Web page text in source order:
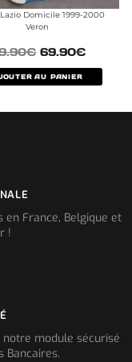
Domicile 1999-2000
Veron
€ 69.90€
AU PANIER
France, Belgique et
!
module sécurisé
Bancaires.